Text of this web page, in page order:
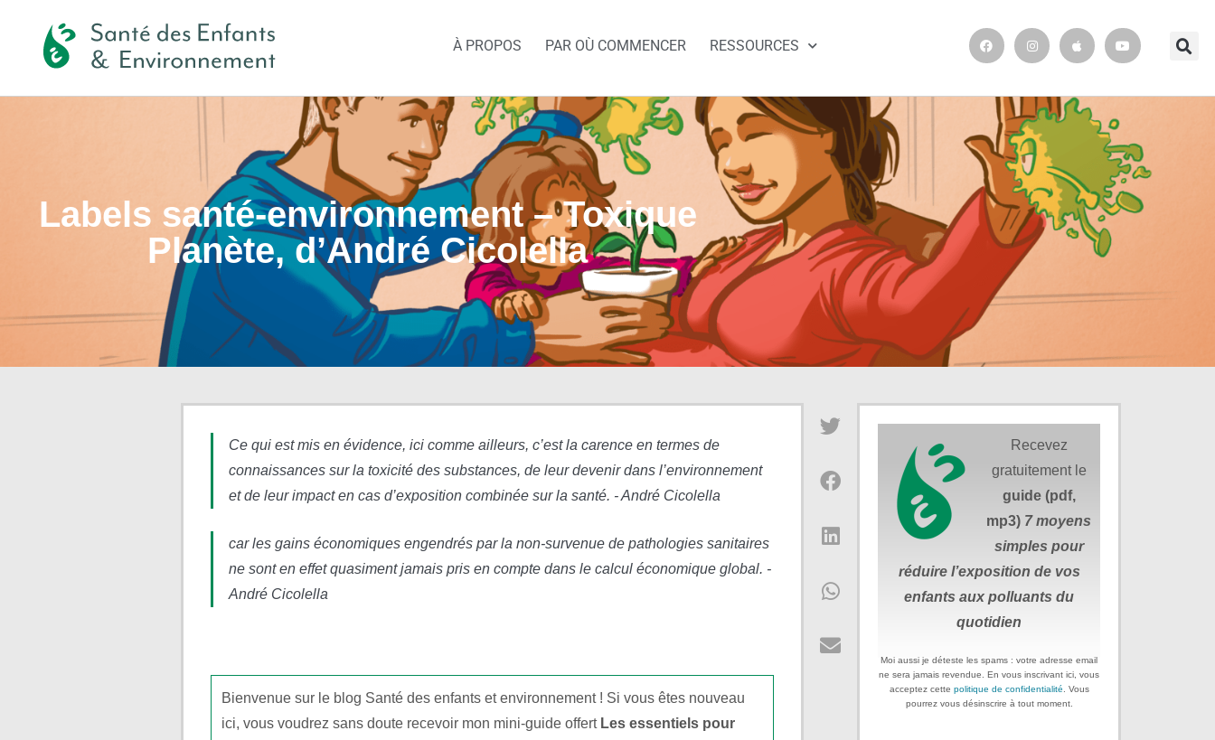
À PROPOS PAR OÙ COMMENCER RESSOURCES
Labels santé-environnement – Toxique
Planète, d’André Cicolella
Ce qui est mis en évidence, ici comme ailleurs, c’est la carence en termes de
connaissances sur la toxicité des substances, de leur devenir dans l’environnement
et de leur impact en cas d’exposition combinée sur la santé. - André Cicolella
car les gains économiques engendrés par la non-survenue de pathologies sanitaires
ne sont en effet quasiment jamais pris en compte dans le calcul économique global. -
André Cicolella
Bienvenue sur le blog Santé des enfants et environnement ! Si vous êtes nouveau
ici, vous voudrez sans doute recevoir mon mini-guide offert Les essentiels pour
Recevez
gratuitement le
guide (pdf,
mp3) 7 moyens
simples pour
réduire l’exposition de vos
enfants aux polluants du
quotidien
Moi aussi je déteste les spams : votre adresse email
ne sera jamais revendue. En vous inscrivant ici, vous
acceptez cette politique de confidentialité . Vous
pourrez vous désinscrire à tout moment.